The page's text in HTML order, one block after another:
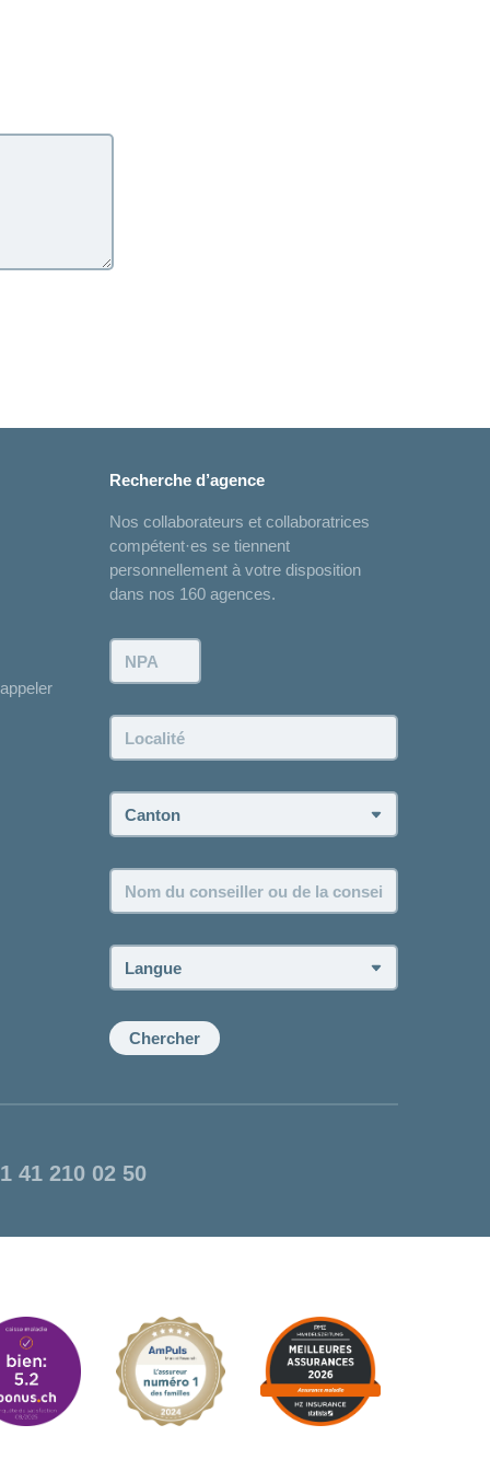
Recherche d’agence
Nos collaborateurs et collaboratrices
compétent·es se tiennent
personnellement à votre disposition
dans nos 160 agences.
NPA:
Localité:
Canton:
Nom
du
ou
la
Langue:
Chercher
41 210 02 50